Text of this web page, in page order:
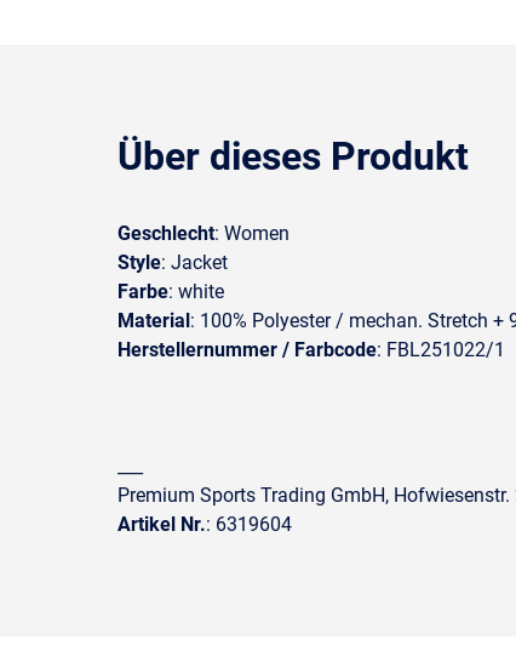
Über dieses Produkt
Geschlecht: Women
Style: Jacket
Farbe: white
Material: 100% Polyester / mechan. Stretch +
Herstellernummer / Farbcode: FBL251022/1
Premium Sports Trading GmbH,
Artikel Nr.: 6319604